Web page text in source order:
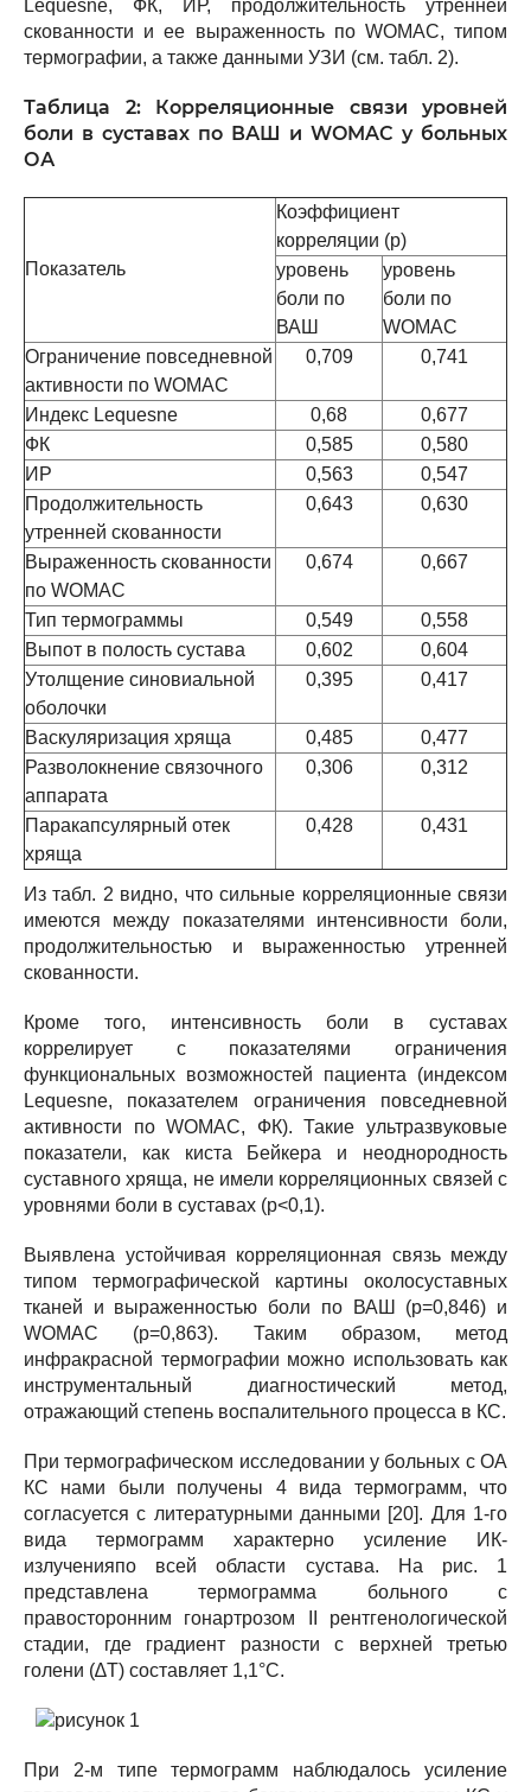
Lequesne, ФК, ИР, продолжительность утренней
скованности и ее выраженность по WOMAC, типом
термографии, а также данными УЗИ (см. табл. 2).
Таблица 2: Корреляционные связи уровней
боли в суставах по ВАШ и WOMAC у больных
ОА
Показатель
Коэффициент
корреляции (р)
уровень
боли по
ВАШ
уровень
боли по
WOMAC
Ограничение повседневной
активности по WOMAC
0,709 0,741
Индекс Lequesne 0,68
0,677
ФК
0,585
0,580
ИР
0,563
0,547
Продолжительность
утренней скованности
0,643 0,630
Выраженность скованности
по WOMAC
0,674 0,667
Тип термограммы 0,549
0,558
Выпот в полость сустава
0,602
0,604
Утолщение синовиальной
оболочки
0,395 0,417
Васкуляризация хряща 0,485
0,477
Разволокнение связочного
аппарата
0,306 0,312
Паракапсулярный отек
хряща
0,428 0,431
Из табл. 2 видно, что сильные корреляционные связи
имеются между показателями интенсивности боли,
продолжительностью и выраженностью утренней
скованности.
Кроме того, интенсивность боли в суставах
коррелирует с показателями ограничения
функциональных возможностей пациента (индексом
Lequesne, показателем ограничения повседневной
активности по WOMAC, ФК). Такие ультразвуковые
показатели, как киста Бейкера и неоднородность
суставного хряща, не имели корреляционных связей с
уровнями боли в суставах (р<0,1).
Выявлена устойчивая корреляционная связь между
типом термографической картины околосуставных
тканей и выраженностью боли по ВАШ (р=0,846) и
WOMAC (р=0,863). Таким образом, метод
инфракрасной термографии можно использовать как
инструментальный диагностический метод,
отражающий степень воспалительного процесса в КС.
При термографическом исследовании у больных с ОА
КС нами были получены 4 вида термограмм, что
согласуется с литературными данными [20]. Для 1-го
вида термограмм характерно усиление ИК-
излученияпо всей области сустава. На рис. 1
представлена термограмма больного с
правосторонним гонартрозом II рентгенологической
стадии, где градиент разности с верхней третью
голени (∆T) составляет 1,1°С.
При 2-м типе термограмм наблюдалось усиление